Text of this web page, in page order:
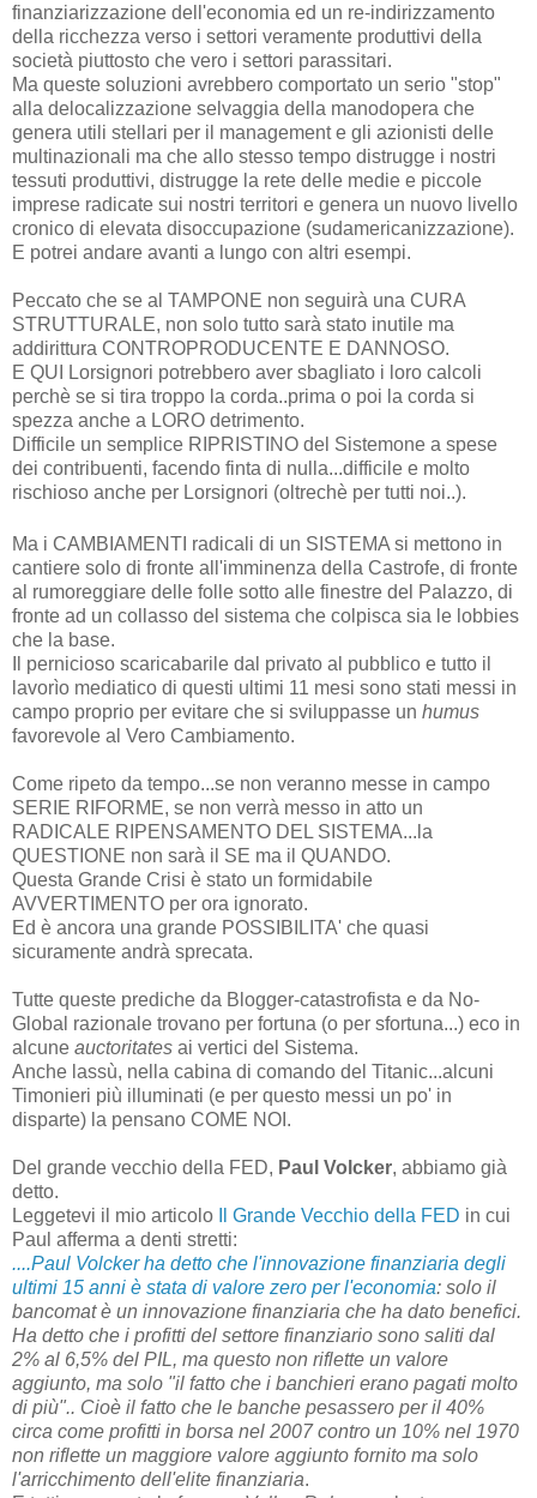
finanziarizzazione dell'economia ed un re-indirizzamento
della ricchezza verso i settori veramente produttivi della
società piuttosto che vero i settori parassitari.
Ma queste soluzioni avrebbero comportato un serio "stop"
alla delocalizzazione selvaggia della manodopera che
genera utili stellari per il management e gli azionisti delle
multinazionali ma che allo stesso tempo distrugge i nostri
tessuti produttivi, distrugge la rete delle medie e piccole
imprese radicate sui nostri territori e genera un nuovo livello
cronico di elevata disoccupazione (sudamericanizzazione).
E potrei andare avanti a lungo con altri esempi.
Peccato che se al TAMPONE non seguirà una CURA
STRUTTURALE, non solo tutto sarà stato inutile ma
addirittura CONTROPRODUCENTE E DANNOSO.
E QUI Lorsignori potrebbero aver sbagliato i loro calcoli
perchè se si tira troppo la corda..prima o poi la corda si
spezza anche a LORO detrimento.
Difficile un semplice RIPRISTINO del Sistemone a spese
dei contribuenti, facendo finta di nulla...difficile e molto
rischioso anche per Lorsignori (oltrechè per tutti noi..).
Ma i CAMBIAMENT I radicali di un SISTEMA si mettono in
cantiere solo di fronte all'imminenza della Castrofe, di fronte
al rumoreggiare delle folle sotto alle finestre del Palazzo, di
fronte ad un collasso del sistema che colpisca sia le lobbies
che la base.
Il pernicioso scaricabarile dal privato al pubblico e tutto il
lavorìo mediatico di questi ultimi 11 mesi sono stati messi in
campo proprio per evitare che si sviluppasse un humus
favorevole al Vero Cambiamento.
Come ripeto da tempo...se non veranno messe in campo
SERIE RIFORME, se non verrà messo in atto un
RADICALE RIPENSAMENTO DEL SISTEMA...la
QUESTIONE non sarà il SE ma il QUANDO.
Questa Grande Crisi è stato un formidabile
AVVERTIMENTO per ora ignorato.
Ed è ancora una grande POSSIBILITA' che quasi
sicuramente andrà sprecata.
Tutte queste prediche da Blogger-catastrofista e da No-
Global razionale trovano per fortuna (o per sfortuna...) eco in
alcune auctoritates ai vertici del Sistema.
Anche lassù, nella cabina di comando del Titanic...alcuni
Timonieri più illuminati (e per questo messi un po' in
disparte) la pensano COME NOI.
Del grande vecchio della FED, Paul Volcker, abbiamo già
detto.
Leggetevi il mio articolo
Il Grande Vecchio della FED in cui
Paul afferma a denti stretti:
....Paul Volcker ha detto che l'innovazione finanziaria degli
ultimi 15 anni è stata di valore zero per l'economia: solo il
bancomat è un innovazione finanziaria che ha dato benefici.
Ha detto che i profitti del settore finanziario sono saliti dal
2% al 6,5% del PIL, ma questo non riflette un valore
aggiunto, ma solo "il fatto che i banchieri erano pagati molto
di più".. Cioè il fatto che le banche pesassero per il 40%
circa come profitti in borsa nel 2007 contro un 10% nel 1970
non riflette un maggiore valore aggiunto fornito ma solo
l'arricchimento dell'elite finanziaria.